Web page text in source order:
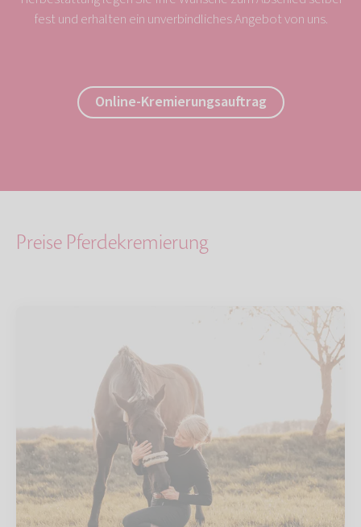
fest und erhalten ein unverbindliches Angebot von uns.
Online-Kremierungsauftrag
Preise Pferdekremierung